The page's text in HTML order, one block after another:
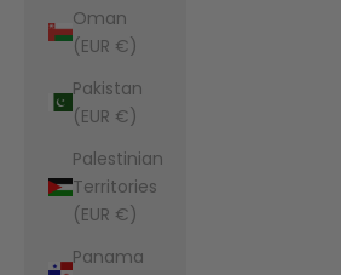
Oman
(EUR €)
Pakistan
(EUR €)
Palestinian
Territories
(EUR €)
Panama